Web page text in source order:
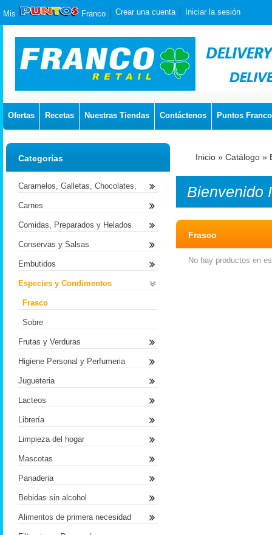
Mis Franco Crear una cuenta Iniciar la sesión
Ofertas Recetas Nuestras Tiendas Contáctenos Puntos Franco
Inicio » Catálogo »
Bienvenido
Frasco
No hay productos en
Categorías
Caramelos, Galletas, Chocolates,
Carnes
Comidas, Preparados y Helados
Conservas y Salsas
Embutidos
Especies y Condimentos
Frasco
Sobre
Frutas y Verduras
Higiene Personal y Perfumeria
Jugueteria
Lacteos
Librería
Limpieza del hogar
Mascotas
Panaderia
Bebidas sin alcohol
Alimentos de primera necesidad